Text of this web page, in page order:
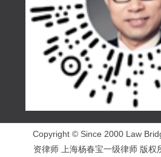
Copyright © Since 2000 Law
资律师 上海杨春宝一级律师 版权